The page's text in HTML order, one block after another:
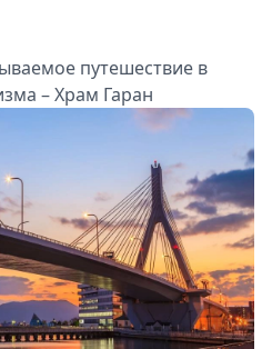
путешествие в
– Храм Гаран